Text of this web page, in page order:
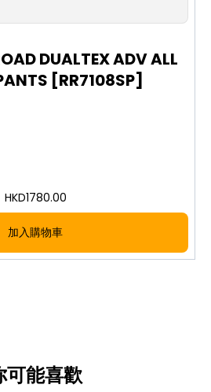
DUALTEX ADV ALL
[RR7108SP]
HKD1780.00
加入購物車
可能喜歡